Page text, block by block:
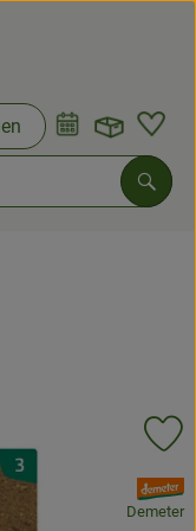
oder
, Verband:
Demeter